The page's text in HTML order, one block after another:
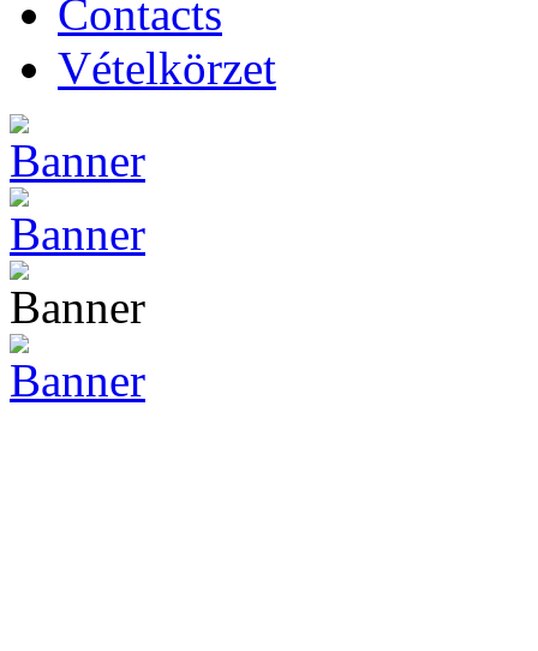
Contacts
Vételkörzet